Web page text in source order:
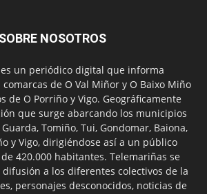
SOBRE NOSOTROS
un periódico digital que informa
de O Val Miñor y O Baixo Miño
de O Porriño y Vigo. Geográficamente
que surge abarcando los municipios
Tomiño, Tui, Gondomar, Baiona,
y Vigo, dirigiéndose así a un público
420.000 habitantes. Telemariñas se
a los diferentes colectivos de la
personajes desconocidos, noticias de